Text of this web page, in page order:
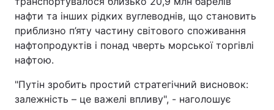
нафти та інших рідких вуглеводнів, що становить
приблизно п’яту частину світового споживання
нафтопродуктів і понад чверть морської торгівлі
нафтою.
"Путін зробить простий стратегічний висновок:
залежність – це важелі впливу", - наголошує